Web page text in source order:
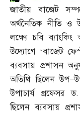
জাতীয় বাজেট
অর্থনৈতিক নীতি ও
লক্ষ্যে চবি
উদ্যোগে ‘বাজেট
ব্যবসায় প্রশাসন
অতিথি ছিলেন উপ–
উপাচার্য প্রফেসর ড.
ছিলেন ব্যবসায়